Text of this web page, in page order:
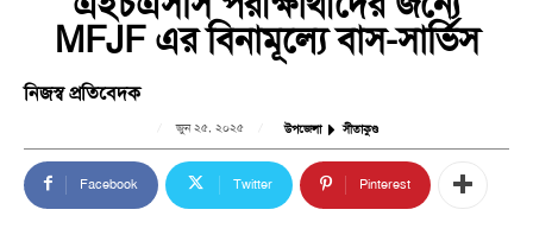
MFJF এর বিনামূল্যে বাস-সার্ভিস
নিজস্ব প্রতিবেদক
জুন ২৫, ২০২৫ উপজেলা সীতাকুণ্ড
Facebook Twitter Pinterest